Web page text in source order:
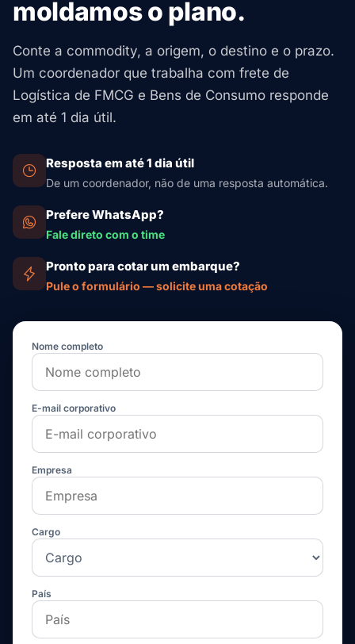
outros hubs-chave. Mantemos registros de exceções
dos transportadores, para que você possa contestar
cortes injustos de OTIF nos scorecards das redes.
normas GB. Na América Latina: COFEPRIS (México),
cosméticos e produtos de higiene pessoal. Nossa rede
de parceiros mantém especialistas por país e
documentação de pré-desembaraço prontos, para que
seus embarques sigam em movimento sem retenções
certificados IATA CEIV Fresh com ULDs ativos de
temperatura controlada (Envirotainer, va-Q-tec). A
documentação HACCP, os registros de temperatura e
os registros de cadeia de custódia são mantidos por
embarque para auditorias de segurança de alimentos
da FDA e da UE. Nossa equipe cuida dos sinistros caso
moldamos o plano.
Conte a commodity, a origem, o destino e o prazo.
Um coordenador que trabalha com frete de
Logística de FMCG e Bens de Consumo responde
em até 1 dia útil.
Resposta em até 1 dia útil
De um coordenador, não de uma resposta automática.
Prefere WhatsApp?
Fale direto com o time
Pronto para cotar um embarque?
Pule o formulário — solicite uma cotação
Nome completo
E-mail corporativo
Empresa
Cargo
País